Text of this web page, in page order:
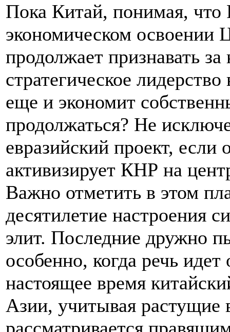
Пока Китай, понимая, что
экономическом освоении
продолжает признавать
стратегическое
еще и экономит
продолжаться? Не
евразийский проект,
активизирует КНР на
Важно отметить в этом
десятилетие настроения
элит. Последние дружно
особенно, когда речь
настоящее время
Азии, учитывая